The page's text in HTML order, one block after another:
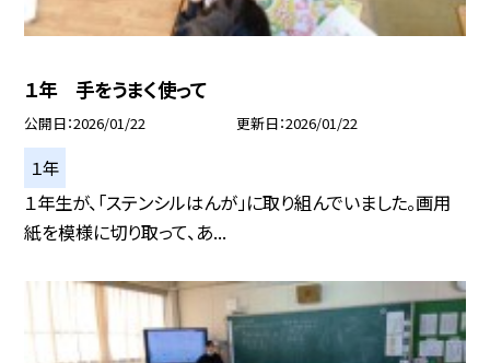
１年 手をうまく使って
公開日 2026/01/22 更新日 2026/01/22
１年
１年生が、「ステンシルはんが」に取り組んでいました。画用
紙を模様に切り取って、あ...